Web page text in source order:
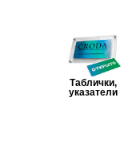
Таблички,
указатели